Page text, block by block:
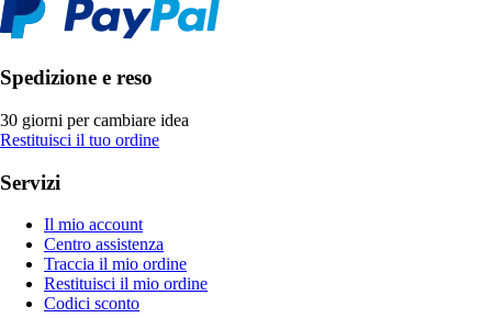
Spedizione e reso
30 giorni per cambiare idea
Restituisci il tuo ordine
Servizi
Il mio account
Centro assistenza
Traccia il mio ordine
Restituisci il mio ordine
Codici sconto